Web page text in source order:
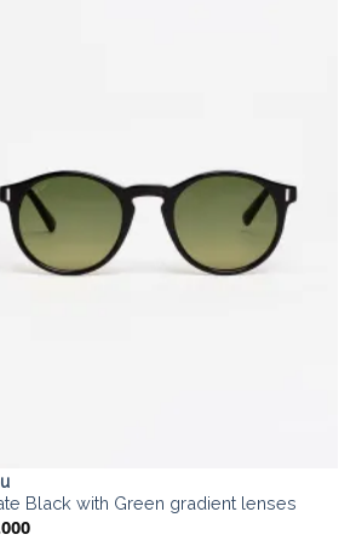
Black with Green gradient lenses